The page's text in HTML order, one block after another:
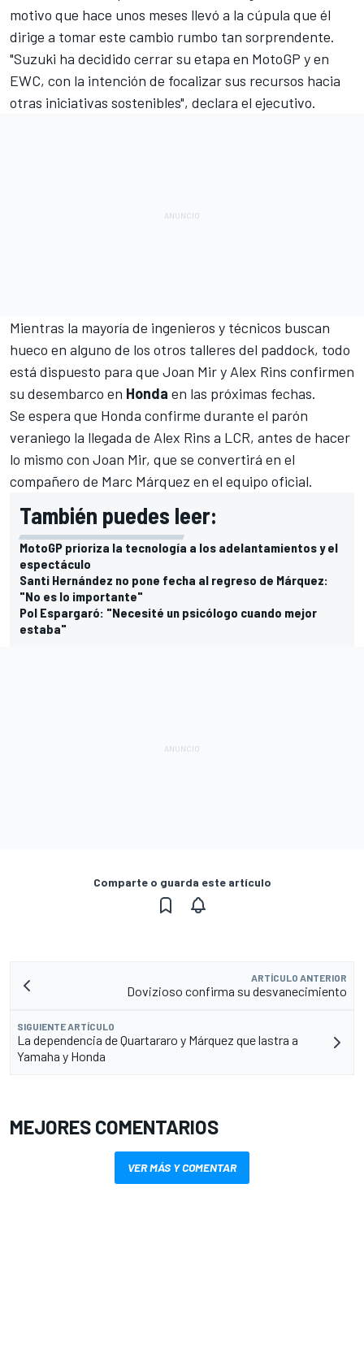
motivo que hace unos meses llevó a la cúpula que él
dirige a tomar este cambio rumbo tan sorprendente.
"Suzuki ha decidido cerrar su etapa en MotoGP y en
EWC, con la intención de focalizar sus recursos hacia
otras iniciativas sostenibles", declara el ejecutivo.
Mientras la mayoría de ingenieros y técnicos buscan
hueco en alguno de los otros talleres del paddock, todo
está dispuesto para que Joan Miry Alex Rins confirmen
su desembarco en Honda en las próximas fechas.
Se espera que Honda confirme durante el parón
veraniego la llegada de Alex Rins a LCR, antes de hacer
lo mismo con Joan Mir, que se convertirá en el
compañero de Marc Márquez en el equipo oficial.
También puedes leer:
MotoGP prioriza la tecnología a los adelantamientos y el
espectáculo
Santi Hernández no pone fecha al regreso de Márquez:
"No es lo importante"
Pol Espargaró: "Necesité un psicólogo cuando mejor
estaba"
Comparte o guarda este artículo
ARTÍCULO ANTERIOR
Dovizioso confirma su desvanecimiento
SIGUIENTE ARTÍCULO
La dependencia de Quartararo y Márquez que lastra a
Yamaha y Honda
MEJORES COMENTARIOS
VER MÁS Y COMENTAR